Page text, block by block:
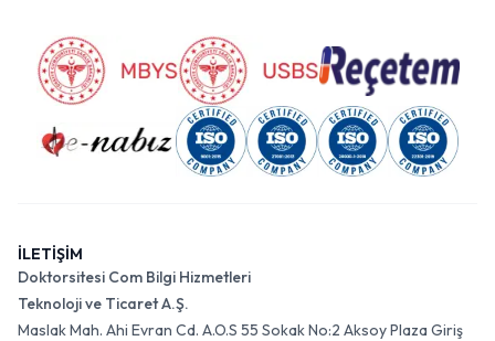
İLETİŞİM
Doktorsitesi Com Bilgi Hizmetleri
Teknoloji ve Ticaret A.Ş.
Maslak Mah. Ahi Evran Cd. A.O.S 55 Sokak No:2 Aksoy Plaza Giriş